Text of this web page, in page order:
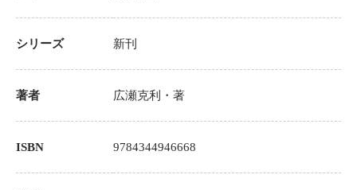
シリーズ 新刊
著者 広瀬克利 ・著
ISBN 9784344946668